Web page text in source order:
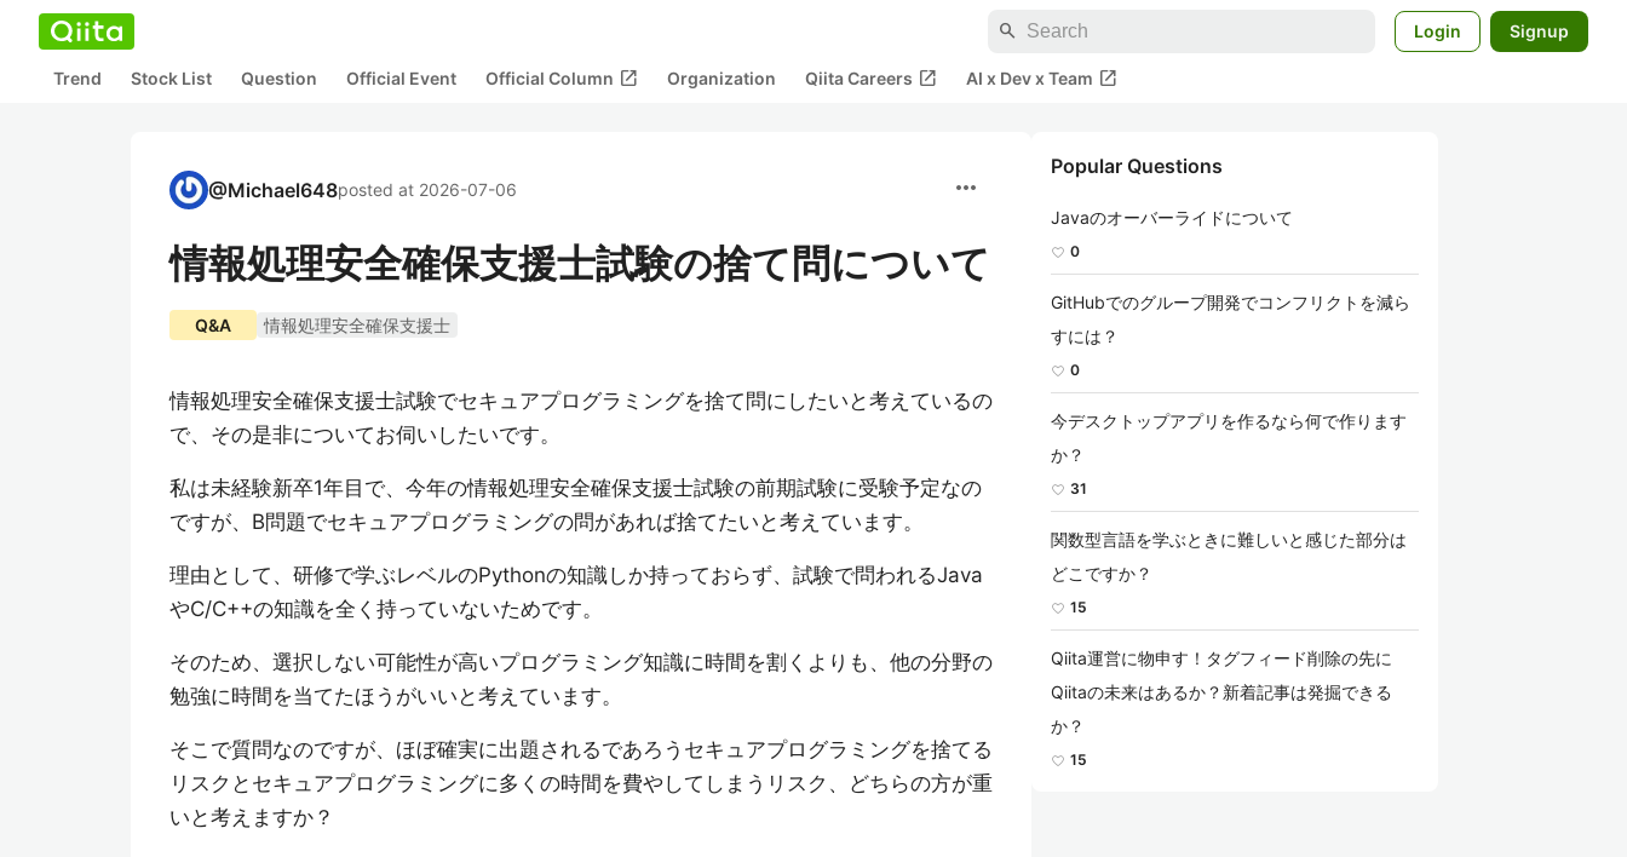
search Login Signup
Trend Stock List Question Official Event Official Column open_in_new Organization Qiita Careers open_in_new AI x Dev x Team open_in_new
@Michael648posted at 2026-07-06 more_horiz
情報処理安全確保支援士試験の捨て問について
Q&A 情報処理安全確保支援士
情報処理安全確保支援士試験でセキュアプログラミングを捨て問にしたいと考えているの
で、その是非についてお伺いしたいです。
私は未経験新卒1年目で、今年の情報処理安全確保支援士試験の前期試験に受験予定なの
ですが、B問題でセキュアプログラミングの問があれば捨てたいと考えています。
理由として、研修で学ぶレベルのPythonの知識しか持っておらず、試験で問われるJava
やC/C++の知識を全く持っていないためです。
そのため、選択しない可能性が高いプログラミング知識に時間を割くよりも、他の分野の
勉強に時間を当てたほうがいいと考えています。
そこで質問なのですが、ほぼ確実に出題されるであろうセキュアプログラミングを捨てる
リスクとセキュアプログラミングに多くの時間を費やしてしまうリスク、どちらの方が重
いと考えますか？
Popular Questions
Javaのオーバーライドについて
0
GitHubでのグループ開発でコンフリクトを減ら
すには？
0
今デスクトップアプリを作るなら何で作ります
か？
31
関数型言語を学ぶときに難しいと感じた部分は
どこですか？
15
Qiita運営に物申す！タグフィード削除の先に
Qiitaの未来はあるか？新着記事は発掘できる
か？
15